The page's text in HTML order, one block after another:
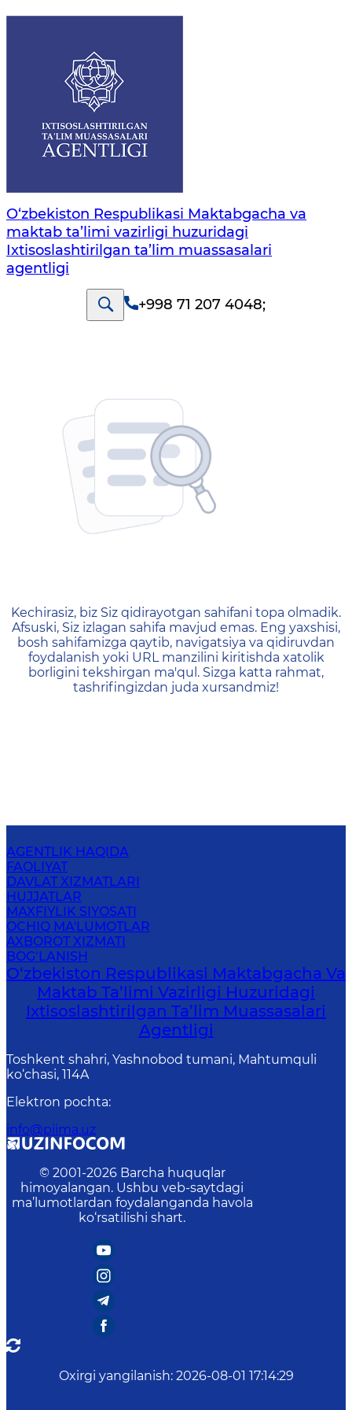
O‘zbekiston Respublikasi Maktabgacha va
maktab ta’limi vazirligi huzuridagi
Ixtisoslashtirilgan ta’lim muassasalari
agentligi
+998 71 207 4048;
404 — Страница не
Kechirasiz, biz Siz qidirayotgan sahifani topa olmadik.
Afsuski, Siz izlagan sahifa mavjud emas. Eng yaxshisi,
bosh sahifamizga qaytib, navigatsiya va qidiruvdan
foydalanish yoki URL manzilini kiritishda xatolik
borligini tekshirgan ma'qul. Sizga katta rahmat,
tashrifingizdan juda xursandmiz!
AGENTLIK HAQIDA
FAOLIYAT
DAVLAT XIZMATLARI
HUJJATLAR
MAXFIYLIK SIYOSATI
OCHIQ MA'LUMOTLAR
AXBOROT XIZMATI
BOG‘LANISH
O‘zbekiston Respublikasi Maktabgacha Va
Maktab Ta’limi Vazirligi Huzuridagi
Ixtisoslashtirilgan Ta’lim Muassasalari
Agentligi
Toshkent shahri, Yashnobod tumani, Mahtumquli
ko‘chasi, 114A
Elektron pochta:
info@piima.uz
© 2001-2026 Barcha huquqlar
himoyalangan. Ushbu veb-saytdagi
ma’lumotlardan foydalanganda havola
ko‘rsatilishi shart.
Oxirgi yangilanish: 2026-08-01 17:14:29